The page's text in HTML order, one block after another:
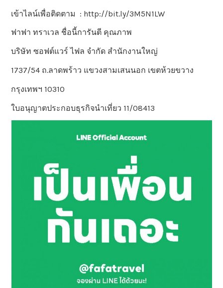
เข้าไลน์เพื่อติดตาม : http://bit.ly/3M5N1LW
ฟาฟา ทราเวล ชื่อนี้การันตี คุณภาพ
บริษัท ซอฟต์แวร์ ไฟล จำกัด สำนักงานใหญ่
1737/54 ถ.ลาดพร้าว แขวงสามเสนนอก เขตห้วยขวาง
กรุงเทพฯ 10310
ใบอนุญาตประกอบธุรกิจนำเที่ยว 11/08413